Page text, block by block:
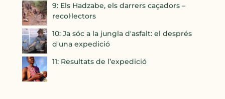
9: Els Hadzabe, els darrers caçadors –
recol·lectors
10: Ja sóc a la jungla d'asfalt: el després
d'una expedició
11: Resultats de l’expedició